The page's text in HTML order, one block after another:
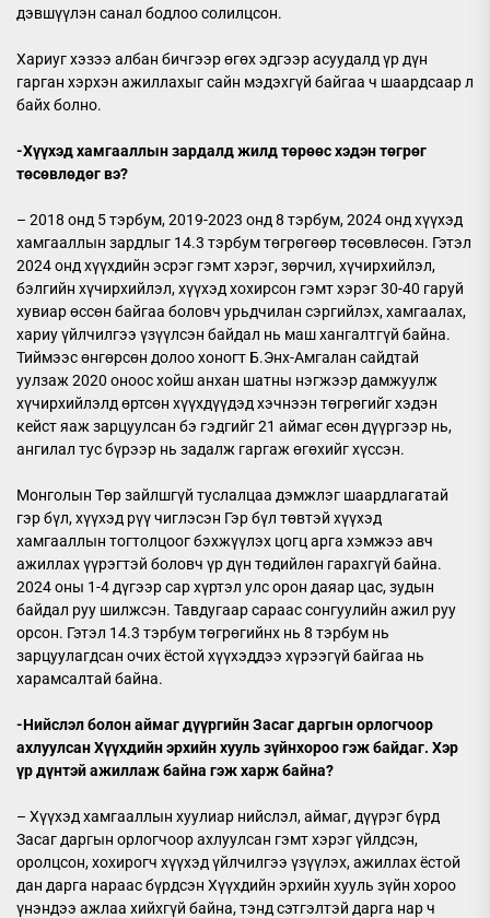
дэвшүүлэн санал бодлоо солилцсон.
Хариуг хэзээ албан бичгээр өгөх эдгээр асуудалд үр дүн
гарган хэрхэн ажиллахыг сайн мэдэхгүй байгаа ч шаардсаар л
байх болно.
-Хүүхэд хамгааллын зардалд жилд төрөөсхэдэн төгрөг
төсөвлөдөг вэ?
– 2018 онд 5 тэрбум, 2019-2023 онд 8 тэрбум, 2024 онд хүүхэд
хамгааллын зардлыг 14.3 тэрбум төгрөгөөр төсөвлөсөн. Гэтэл
2024 онд хүүхдийн эсрэг гэмт хэрэг, зөрчил, хүчирхийлэл,
бэлгийн хүчирхийлэл, хүүхэд хохирсон гэмт хэрэг 30-40 гаруй
хувиар өссөн байгаа боловч урьдчилан сэргийлэх, хамгаалах,
хариу үйлчилгээ үзүүлсэн байдал нь маш хангалтгүй байна.
Тиймээс өнгөрсөн долоо хоногт Б.Энх-Амгалан сайдтай
уулзаж 2020 оноос хойш анхан шатны нэгжээр дамжуулж
хүчирхийлэлд өртсөн хүүхдүүдэд хэчнээн төгрөгийг хэдэн
кейст яаж зарцуулсан бэ гэдгийг 21 аймаг есөн дүүргээр нь,
ангилал тус бүрээр нь задалж гаргаж өгөхийг хүссэн.
Монголын Төр зайлшгүй туслалцаа дэмжлэг шаардлагатай
гэр бүл, хүүхэд рүү чиглэсэн Гэр бүл төвтэй хүүхэд
хамгааллын тогтолцоог бэхжүүлэх цогц арга хэмжээ авч
ажиллах үүрэгтэй боловч үр дүн төдийлөн гарахгүй байна.
2024 оны 1-4 дүгээр сар хүртэл улс орон даяар цас, зудын
байдал руу шилжсэн. Тавдугаар сараас сонгуулийн ажил руу
орсон. Гэтэл 14.3 тэрбум төгрөгийнх нь 8 тэрбум нь
зарцуулагдсан очих ёстой хүүхэддээ хүрээгүй байгаа нь
харамсалтай байна.
-Нийслэл болон аймаг дүүргийнЗасаг даргын орлогчоор
ахлуулсан Хүүхдийнэрхийн хууль зүйнхороо гэж байдаг. Хэр
үр дүнтэй ажиллаж байна гэж харж байна?
– Хүүхэд хамгааллын хуулиар нийслэл, аймаг, дүүрэг бүрд
Засаг даргын орлогчоор ахлуулсан гэмт хэрэг үйлдсэн,
оролцсон, хохирогч хүүхэд үйлчилгээ үзүүлэх, ажиллах ёстой
дан дарга нараас бүрдсэн Хүүхдийн эрхийн хууль зүйн хороо
үнэндээ ажлаа хийхгүй байна, тэнд сэтгэлтэй дарга нар ч